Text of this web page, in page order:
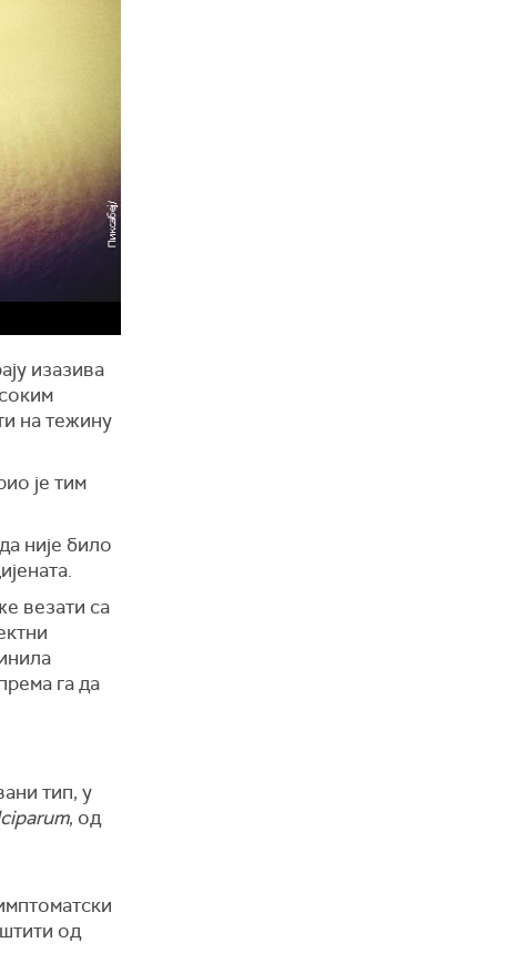
изазива
на тежину
је тим
није било
везати са
га да
тип, у
, од
од